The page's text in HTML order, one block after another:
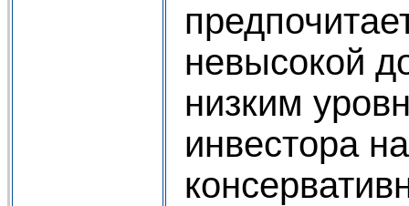
невысокой
низким
инвестора